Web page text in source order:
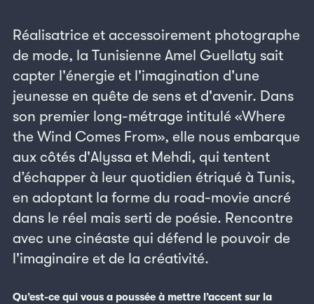
Réalisatrice et accessoirement photographe
de mode, la Tunisienne Amel Guellaty sait
capter l'énergie et l'imagination d'une
jeunesse en quête de sens et d'avenir. Dans
son premier long-métrage intitulé «Where
the Wind Comes From», elle nous embarque
aux côtés d'Alyssa et Mehdi, qui tentent
d’échapper à leur quotidien étriqué à Tunis,
en adoptant la forme du road-movie ancré
dans le réel mais serti de poésie. Rencontre
avec une cinéaste qui défend le pouvoir de
l'imaginaire et de la créativité.
Qu’est-ce qui vous a poussée à mettre l’accent sur la